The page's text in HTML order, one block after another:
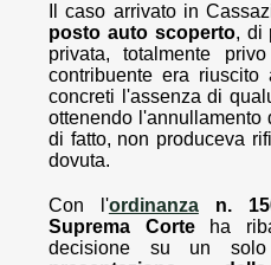
Il caso arrivato in
posto auto scoperto, di
privata, totalmente
contribuente era riuscito
concreti l'assenza di
ottenendo l'annullamento
di fatto, non produceva
dovuta.
Con l'ordinanzan.
Suprema Corteha
decisione su un